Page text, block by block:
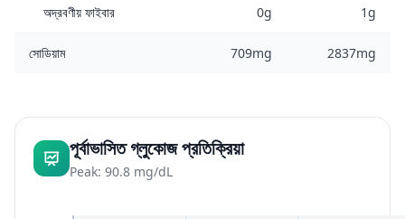
অদ্রবণীয় ফাইবার 0g 1g
সোডিয়াম 709mg 2837mg
পূর্বাভাসিত গ্লুকোজ প্রতিক্রিয়া
Peak: 90.8 mg/dL